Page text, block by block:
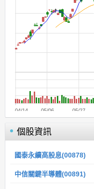
個股資訊
國泰永續高股息(00878)
中信關鍵半導體(00891)